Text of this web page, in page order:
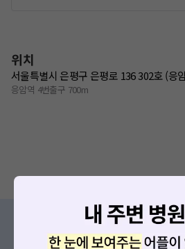
위치
서울특별시 은평구 은평로 136 302호 (응
응암역 4번출구 700m
증상/치료, 궁금한 점
의사가 직접 답해